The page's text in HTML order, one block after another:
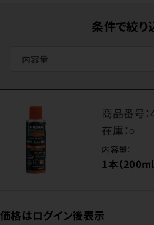
条件で絞り
内容量
商品番号：
在庫：○
内容量：
1本（200ml
価格はログイン後表示